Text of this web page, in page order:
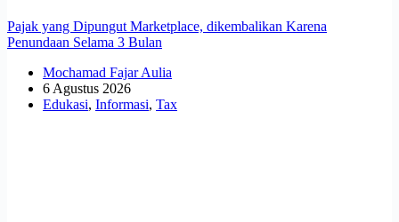
Pajak yang Dipungut Marketplace, dikembalikan Karena
Penundaan Selama 3 Bulan
Mochamad Fajar Aulia
6 Agustus 2026
Edukasi, Informasi, Tax